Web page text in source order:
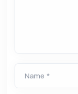
Name *